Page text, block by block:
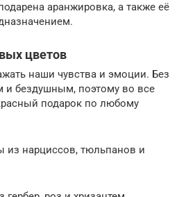
аранжировка, а также её
цветов
наши чувства и эмоции. Без
бездушным, поэтому во все
подарок по любому
из нарциссов, тюльпанов и